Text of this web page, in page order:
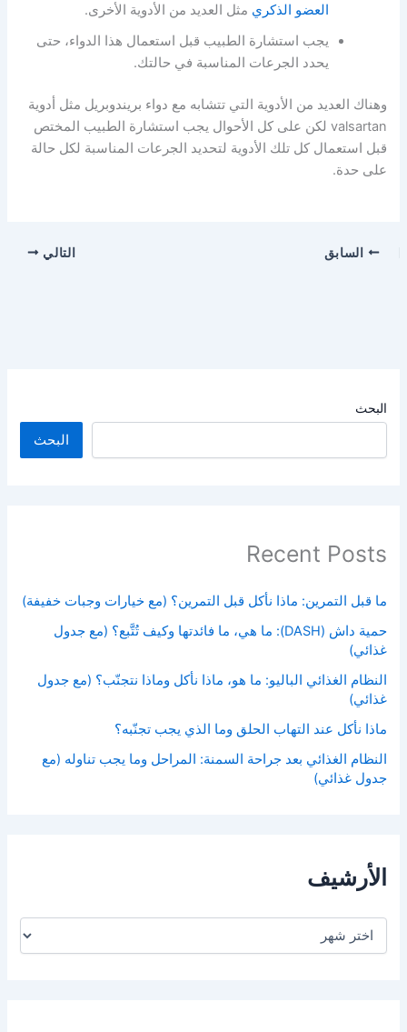
البحث
البحث
Recent Posts
ما قبل التمرين: ماذا نأكل قبل التمرين؟ (مع خيارات وجبات خفيفة)
حمية داش (DASH): ما هي، ما فائدتها وكيف تُتَّبع؟ (مع جدول
غذائي)
النظام الغذائي الباليو: ما هو، ماذا نأكل وماذا نتجنّب؟ (مع جدول
غذائي)
ماذا نأكل عند التهاب الحلق وما الذي يجب تجنّبه؟
النظام الغذائي بعد جراحة السمنة: المراحل وما يجب تناوله (مع
جدول غذائي)
الأرشيف
العضو الذكري مثل العديد من الأدوية الأخرى.
يجب استشارة الطبيب قبل استعمال هذا الدواء، حتى
يحدد الجرعات المناسبة في حالتك.
وهناك العديد من الأدوية التي تتشابه مع دواء بريندوبريل مثل أدوية
valsartan لكن على كل الأحوال يجب استشارة الطبيب المختص
قبل استعمال كل تلك الأدوية لتحديد الجرعات المناسبة لكل حالة
على حدة.
السابق التالي